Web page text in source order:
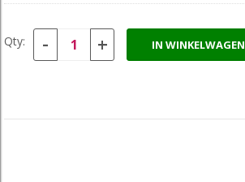
Qty: - + IN WINKELWAGEN